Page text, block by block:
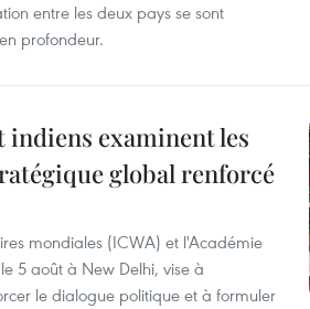
entre les deux pays se sont
profondeur.
indiens examinent les
global renforcé
mondiales (ICWA) et l'Académie
5 août à New Delhi, vise à
le dialogue politique et à formuler